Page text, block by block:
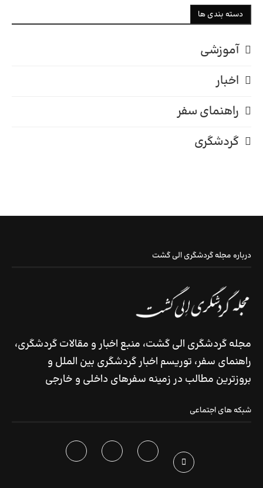
دسته بندی ها
آموزشی
اخبار
راهنمای سفر
گردشگری
درباره مجله گردشگری الی گشت
مجله گردشگری الی گشت، منبع اخبار و مقالات گردشگری،
راهنمای سفر، توریسم اخبار گردشگری بین الملل و
بروزترین مطالب در زمینه سفرهای داخلی و خارجی
شبکه های اجتماعی